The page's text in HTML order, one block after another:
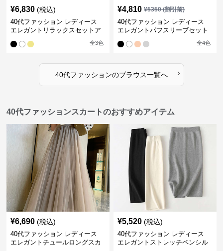
¥6,830 (税込)
40代ファッション レディース
エレガントリラックスセットア
全3色
¥4,810 ¥5350(割引前)
40代ファッション レディース
エレガントパフスリーブセット
全4色
40代ファッションのブラウス一覧へ ›
40代ファッションスカートのおすすめアイテム
¥6,690 (税込)
40代ファッション レディース
エレガントチュールロングスカ
¥5,520 (税込)
40代ファッション レディース
エレガントストレッチペンシル